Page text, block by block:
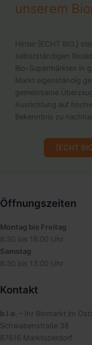
unserem
Hinter [ECHT BIO.]
selbstständigen
Bio-Supermärkten in
Markt eigenständig
gemeinsame
Ausrichtung auf
Bekenntnis zu
[ECHT
Öffnungszeiten
Montag bis Freitag
8:30 bis 18:00 Uhr
Samstag
8:30 bis 13:00 Uhr
Kontakt
b i o . – Ihr Biomarkt im
Schwabenstraße 38
87616 Marktoberdorf